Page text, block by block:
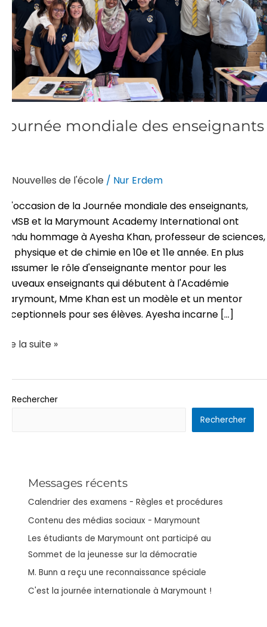
Journée mondiale des enseignants
Nouvelles de l'école / Nur Erdem
À l'occasion de la Journée mondiale des enseignants,
l'EMSB et la Marymount Academy International ont
rendu hommage à Ayesha Khan, professeur de sciences,
de physique et de chimie en 10e et 11e année. En plus
d'assumer le rôle d'enseignante mentor pour les
nouveaux enseignants qui débutent à l'Académie
Marymount, Mme Khan est un modèle et un mentor
exceptionnels pour ses élèves. Ayesha incarne [...]
Lire la suite »
Rechercher
Rechercher
Messages récents
Calendrier des examens - Règles et procédures
Contenu des médias sociaux - Marymount
Les étudiants de Marymount ont participé au
Sommet de la jeunesse sur la démocratie
M. Bunn a reçu une reconnaissance spéciale
C'est la journée internationale à Marymount !